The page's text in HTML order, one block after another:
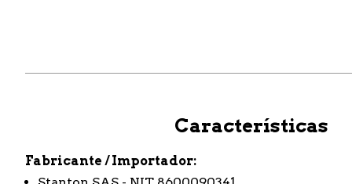
Características
Fabricante / Importador